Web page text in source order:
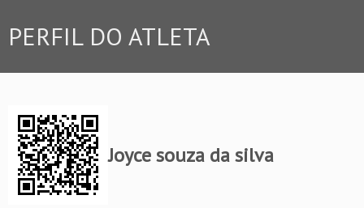
PERFIL DO ATLETA
Joyce souza da silva